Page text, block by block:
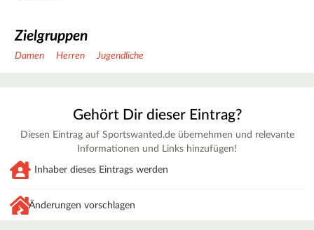
Zielgruppen
Damen Herren Jugendliche
Gehört Dir dieser Eintrag?
Diesen Eintrag auf Sportswanted.de übernehmen und relevante
Informationen und Links hinzufügen!
Inhaber dieses Eintrags werden
Änderungen vorschlagen